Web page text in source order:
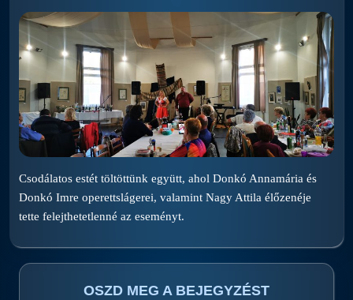
Csodálatos estét töltöttünk együtt, ahol Donkó Annamária és
Donkó Imre operettslágerei, valamint Nagy Attila élőzenéje
tette felejthetetlenné az eseményt.
OSZD MEG A BEJEGYZÉST